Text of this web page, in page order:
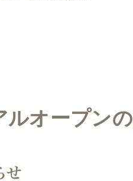
ルオープン
せ